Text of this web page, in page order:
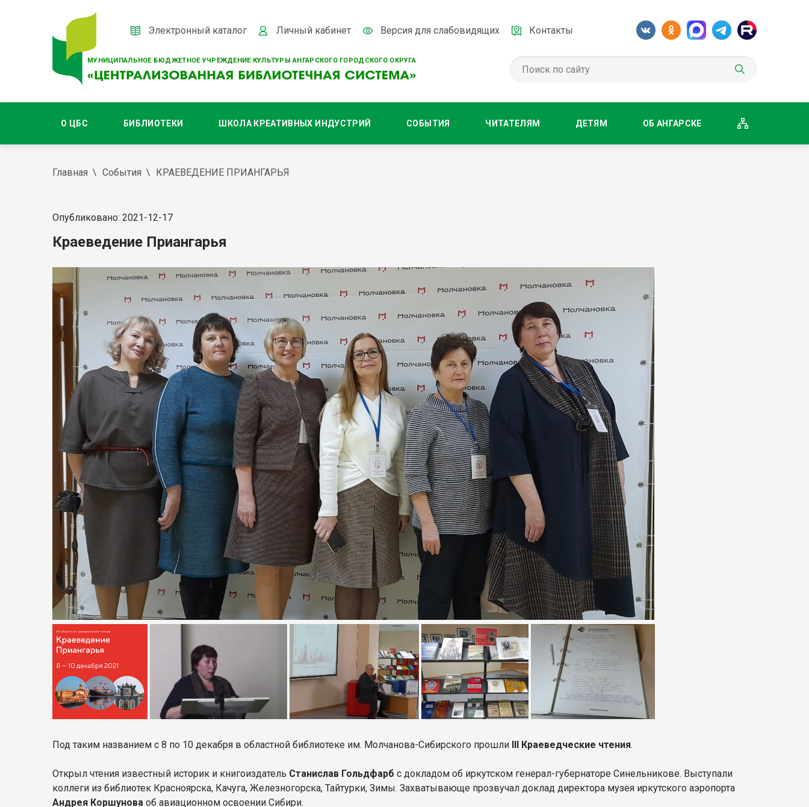
МУНИЦИПАЛЬНОЕ БЮДЖЕТНОЕ УЧРЕЖДЕНИЕ КУЛЬТУРЫ АНГАРСКОГО ГОРОДСКОГО ОКРУГА
Электронный каталог Личный кабинет Версия для слабовидящих Контакты
О ЦБС БИБЛИОТЕКИ ШКОЛА КРЕАТИВНЫХ ИНДУСТРИЙ СОБЫТИЯ ЧИТАТЕЛЯМ ДЕТЯМ ОБ АНГАРСКЕ
Главная События КРАЕВЕДЕНИЕ ПРИАНГАРЬЯ
Опубликовано: 2021-12-17
Краеведение Приангарья
Под таким названием с 8 по 10 декабря в областной библиотеке им. Молчанова-Сибирского прошли III Краеведческие чтения.
Открыл чтения известный историк и книгоиздатель Станислав Гольдфарб с докладом об иркутском генерал-губернаторе Синельникове. Выступали
коллеги из библиотек Красноярска, Качуга, Железногорска, Тайтурки, Зимы. Захватывающе прозвучал доклад директора музея иркутского аэропорта
Андрея Коршунова об авиационном освоении Сибири.